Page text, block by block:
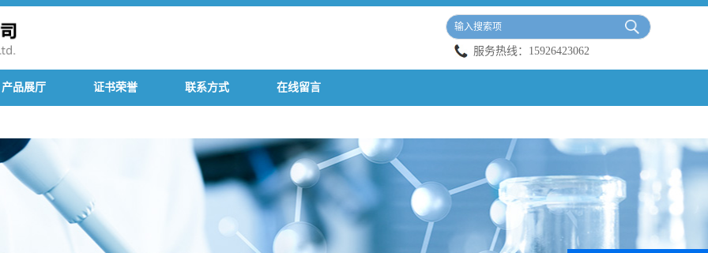
服务热线： 15926423062
产品展厅 证书荣誉 联系方式 在线留言